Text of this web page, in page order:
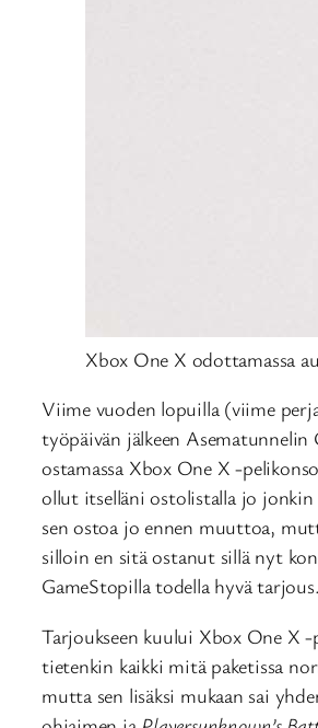
Xbox One X odottamassa
Viime vuoden lopuilla (viime
työpäivän jälkeen Asematunnelin
ostamassa Xbox One X -
ollut itselläni ostolistalla jo jonkin
sen ostoa jo ennen muuttoa,
silloin en sitä ostanut sillä nyt
GameStopilla todella hyvä tarjous.
Tarjoukseen kuului Xbox One X -
tietenkin kaikki mitä paketissa
mutta sen lisäksi mukaan sai